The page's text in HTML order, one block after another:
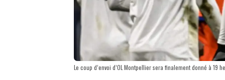
Le coup d’envoi d’OL Montpellier sera finalement donné à 19